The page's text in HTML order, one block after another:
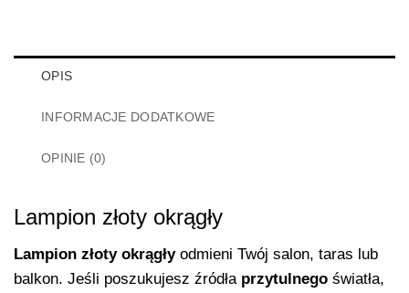
OPIS
INFORMACJE DODATKOWE
OPINIE (0)
Lampion złoty okrągły
Lampion złoty okrągłyodmieni Twój salon, taras lub
balkon. Jeśli poszukujesz źródła przytulnego światła,